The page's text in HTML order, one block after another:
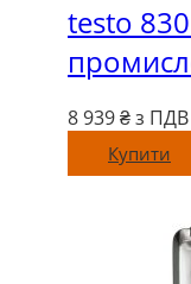
testo
8 939₴ з ПДВ
Купити